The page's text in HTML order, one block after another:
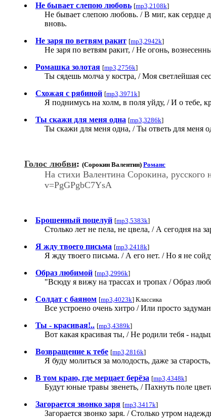
Не бывает слепою любовь [mp3,2108k]
Не бывает слепою любовь. / В миг, как сердце
вновь.
Не заря по ветвям ракит [mp3,2942k]
Не заря по ветвям ракит, / Не огонь,
Ромашка золотая [mp3,2756k]
Ты сядешь молча у костра, / Моя светлейшая
Схожая с рябиной [mp3,3971k]
Я поднимусь на холм, в поля уйду, / И о тебе,
Ты скажи для меня одна [mp3,3286k]
Ты скажи для меня одна, / Ты ответь для меня
Голос любви: (Сорокин Валентин) Романс
На стихи Валентина Сорокина,
v=PgGPgbC7YsA
Брошенный поцелуй [mp3,5383k]
Столько лет не пела, не цвела, / А сегодня на
Я жду твоего письма [mp3,2418k]
Я жду твоего письма. / А его нет. / Но я не
Образ любимой [mp3,2996k]
"Всюду я вижу на трассах и тропах / Образ
Солдат с баяном [mp3,4023k] Классика
Все устроено очень хитро / Или просто
Ты - красивая!.. [mp3,4389k]
Вот какая красивая ты, / Не родили тебя -
Возвращение к тебе [mp3,2816k]
Я буду молиться за молодость, даже за
В том краю, где мерцает берёза [mp3,4348k]
Будут юные травы звенеть, / Пахнуть поле
Загорается звонко заря [mp3,3417k]
Загорается звонко заря. / Столько утром